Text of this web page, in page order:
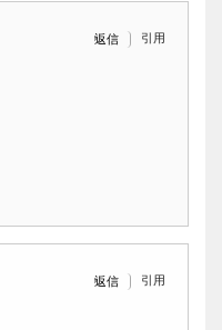
返信 引用
返信 引用